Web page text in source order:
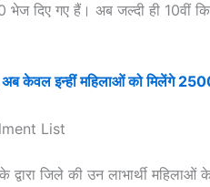
दिए गए हैं। अब जल्दी ही 10वीं
केवल इन्हीं महिलाओं को मिलेंगे
List
जिले की उन लाभार्थी महिलाओं